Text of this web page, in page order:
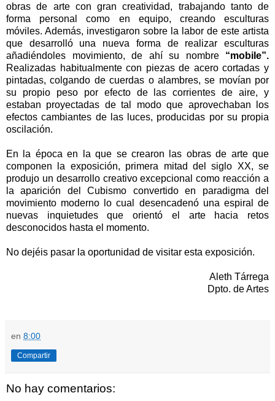
obras de arte con gran creatividad, trabajando tanto de
forma personal como en equipo, creando esculturas
móviles. Además, investigaron sobre la labor de este artista
que desarrolló una nueva forma de realizar esculturas
añadiéndoles movimiento, de ahí su nombre “mobile”.
Realizadas habitualmente con piezas de acero cortadas y
pintadas, colgando de cuerdas o alambres, se movían por
su propio peso por efecto de las corrientes de aire, y
estaban proyectadas de tal modo que aprovechaban los
efectos cambiantes de las luces, producidas por su propia
oscilación.
En la época en la que se crearon las obras de arte que
componen la exposición, primera mitad del siglo XX, se
produjo un desarrollo creativo excepcional como reacción a
la aparición del Cubismo convertido en paradigma del
movimiento moderno lo cual desencadenó una espiral de
nuevas inquietudes que orientó el arte hacia retos
desconocidos hasta el momento.
No dejéis pasar la oportunidad de visitar esta exposición.
Aleth Tárrega
Dpto. de Artes
en 8:00
Compartir
No hay comentarios: